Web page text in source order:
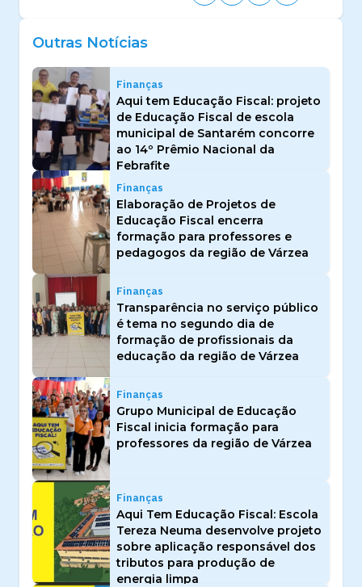
Outras Notícias
Finanças
Aqui tem Educação Fiscal: projeto
de Educação Fiscal de escola
municipal de Santarém concorre
ao 14º Prêmio Nacional da
Febrafite
Finanças
Elaboração de Projetos de
Educação Fiscal encerra
formação para professores e
pedagogos da região de Várzea
Finanças
Transparência no serviço público
é tema no segundo dia de
formação de profissionais da
educação da região de Várzea
Finanças
Grupo Municipal de Educação
Fiscal inicia formação para
professores da região de Várzea
Finanças
Aqui Tem Educação Fiscal: Escola
Tereza Neuma desenvolve projeto
sobre aplicação responsável dos
tributos para produção de
energia limpa